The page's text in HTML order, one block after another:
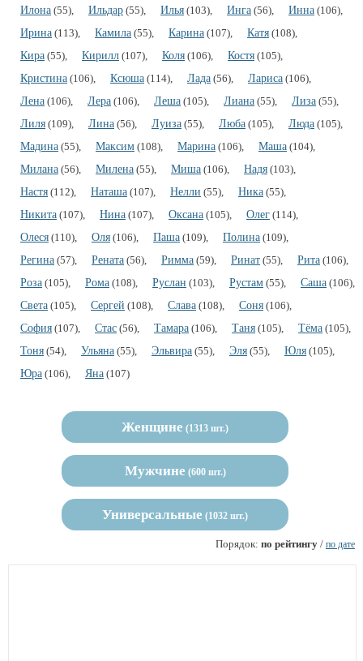
Илона (55), Ильдар (55), Илья (103), Инга (56), Инна (106),
Ирина (113), Камила (55), Карина (107), Катя (108),
Кира (55), Кирилл (107), Коля (106), Костя (105),
Кристина (106), Ксюша (114), Лада (56), Лариса (106),
Лена (106), Лера (106), Леша (105), Лиана (55), Лиза (55),
Лиля (109), Лина (56), Луиза (55), Люба (105), Люда (105),
Мадина (55), Максим (108), Марина (106), Маша (104),
Милана (56), Милена (55), Миша (106), Надя (103),
Настя (112), Наташа (107), Нелли (55), Ника (55),
Никита (107), Нина (107), Оксана (105), Олег (114),
Олеся (110), Оля (106), Паша (109), Полина (109),
Регина (57), Рената (56), Римма (59), Ринат (55), Рита (106),
Роза (105), Рома (108), Руслан (103), Рустам (55), Саша (106),
Света (105), Сергей (108), Слава (108), Соня (106),
София (107), Стас (56), Тамара (106), Таня (105), Тёма (105),
Тоня (54), Ульяна (55), Эльвира (55), Эля (55), Юля (105),
Юра (106), Яна (107)
Женщине (1313 шт.)
Мужчине (600 шт.)
Универсальные (1032 шт.)
Порядок: по рейтингу / по дате